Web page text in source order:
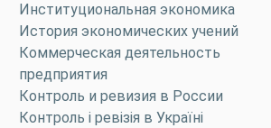
Институциональная экономика
История экономических учений
Коммерческая деятельность
предприятия
Контроль и ревизия в России
Контроль і ревізія в Україні